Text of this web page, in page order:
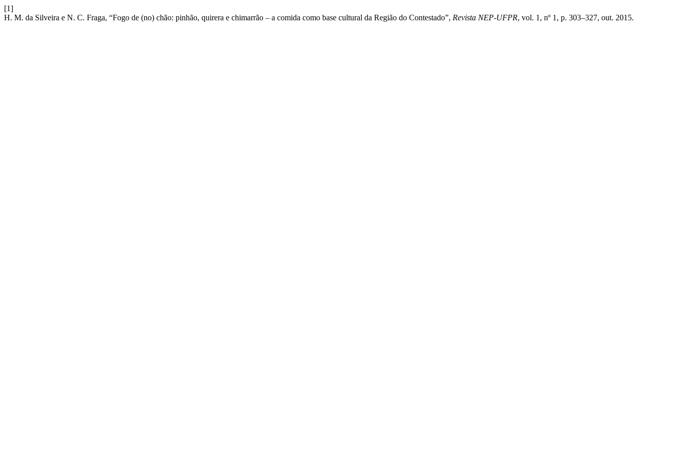
[1]
H. M. da Silveira e N. C. Fraga, “Fogo de (no) chão: pinhão, quirera e chimarrão – a comida como base cultural da Região do Contestado”, Revista NEP-UFPR, vol. 1, nº 1, p. 303–327, out. 2015.